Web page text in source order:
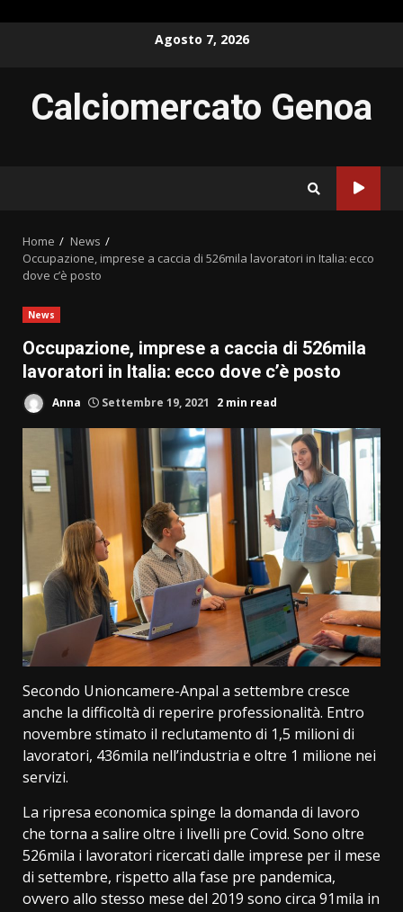
Agosto 7, 2026
Calciomercato Genoa
Home
News
Occupazione, imprese a caccia di 526mila lavoratori in Italia: ecco
dove c’è posto
News
Occupazione, imprese a caccia di 526mila
lavoratori in Italia: ecco dove c’è posto
Anna Settembre 19, 2021 2 min read
Secondo Unioncamere-Anpal a settembre cresce
anche la difficoltà di reperire professionalità. Entro
novembre stimato il reclutamento di 1,5 milioni di
lavoratori, 436mila nell’industria e oltre 1 milione nei
servizi.
La ripresa economica spinge la domanda di lavoro
che torna a salire oltre i livelli pre Covid. Sono oltre
526mila i lavoratori ricercati dalle imprese per il mese
di settembre, rispetto alla fase pre pandemica,
ovvero allo stesso mese del 2019 sono circa 91mila in